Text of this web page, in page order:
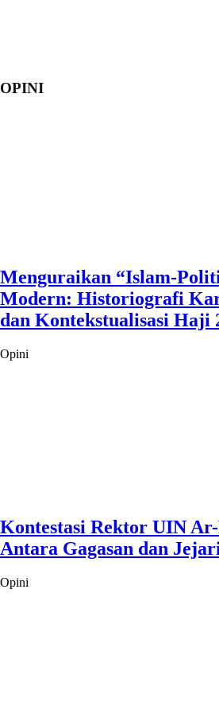
OPINI
Menguraikan “Islam-
Modern: Historiografi
dan Kontekstualisasi Haji
Opini
Kontestasi Rektor UIN
Antara Gagasan dan
Opini